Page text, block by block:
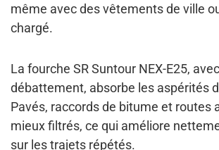
même avec des vêtements de ville
chargé.
La fourche SR Suntour NEX-E25,
débattement, absorbe les aspérités
Pavés, raccords de bitume et routes
mieux filtrés, ce qui améliore
sur les trajets répétés.